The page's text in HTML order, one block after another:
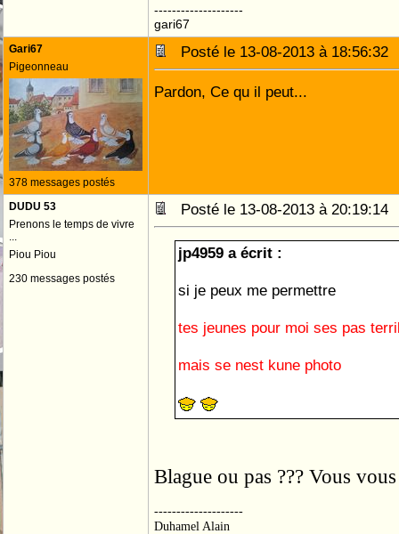
--------------------
gari67
Gari67
Pigeonneau
378 messages postés
Posté le 13-08-2013 à
Pardon, Ce qu il peut...
DUDU 53
Prenons le temps de vivre
...
Piou Piou
230 messages postés
Posté le 13-08-2013 à
jp4959 a écrit :
si je peux me permettre
tes jeunes pour moi ses pas
mais se nest kune photo
Blague ou pas ??? Vous
--------------------
Duhamel Alain